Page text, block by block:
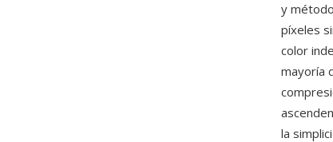
y
píxeles
color
mayoría
la